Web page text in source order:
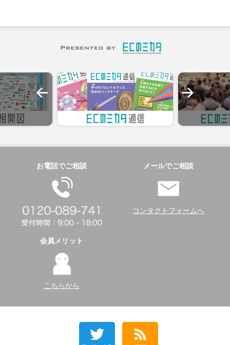
お電話でご相談 メールでご相談
コンタクトフォームへ
会員メリット
こちらから